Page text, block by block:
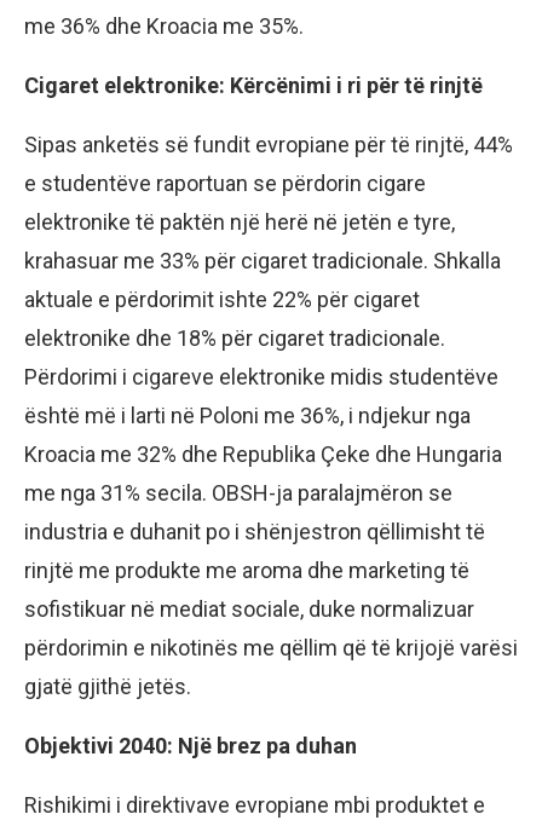
me 36% dhe Kroacia me 35%.
Cigaret elektronike: Kërcënimi i ri për të rinjtë
Sipas anketës së fundit evropiane për të rinjtë, 44%
e studentëve raportuan se përdorin cigare
elektronike të paktën një herë në jetën e tyre,
krahasuar me 33% për cigaret tradicionale. Shkalla
aktuale e përdorimit ishte 22% për cigaret
elektronike dhe 18% për cigaret tradicionale.
Përdorimi i cigareve elektronike midis studentëve
është më i larti në Poloni me 36%, i ndjekur nga
Kroacia me 32% dhe Republika Çeke dhe Hungaria
me nga 31% secila. OBSH-ja paralajmëron se
industria e duhanit po i shënjestron qëllimisht të
rinjtë me produkte me aroma dhe marketing të
sofistikuar në mediat sociale, duke normalizuar
përdorimin e nikotinës me qëllim që të krijojë varësi
gjatë gjithë jetës.
Objektivi 2040: Një brez pa duhan
Rishikimi i direktivave evropiane mbi produktet e